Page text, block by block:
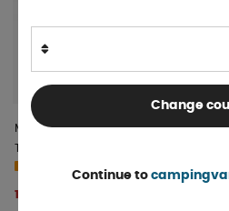
Monteringsskena 70 cm till
Thule veloslide
1 125 kr
Change
Continue to